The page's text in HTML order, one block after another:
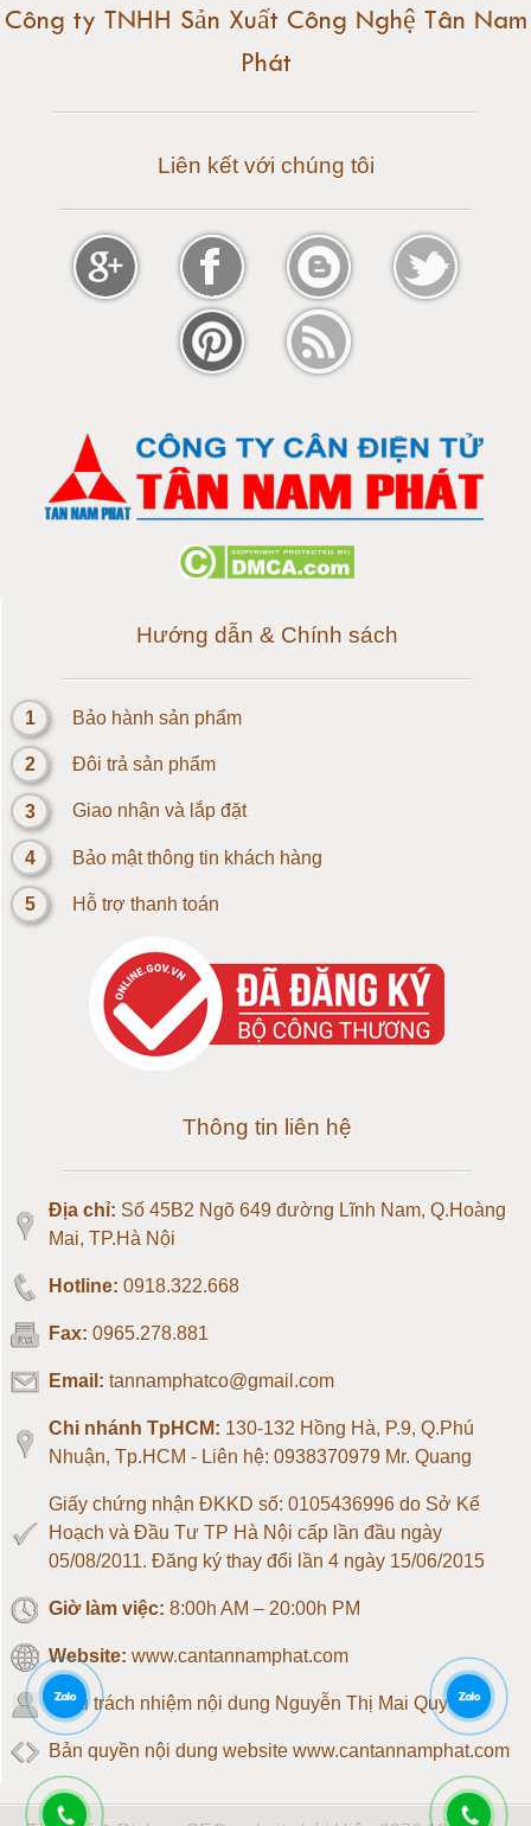
Cân điện tử 50 tấn
Cân điện tử 60 tấn
Cân điện tử 80 tấn
Cân điện tử 100 tấn
Cân điện tử 150 tấn
Loadcell 300g
Cảm biến Loadcell 2kg
Loadcell 3kg
Loadcell 5kg
Loadcell 10kg
Loadcell 20kg
Loadcell 30kg
Loadcell 50kg
Loadcell 150kg
Loadcell 200kg
Loadcell 300kg
Loadcell 1 tấn
Loadcell 3 tấn
Loadcell 5 tấn
Loadcell 10 tấn
Loadcell 20 tấn
Loadcell 30 tấn
Công ty TNHH Sản Xuất Công Nghệ Tân Nam
Phát
Liên kết với chúng tôi
Hướng dẫn & Chính sách
1 Bảo hành sản phẩm
2 Đôi trả sản phẩm
3 Giao nhận và lắp đặt
4 Bảo mật thông tin khách hàng
5 Hỗ trợ thanh toán
Thông tin liên hệ
Địa chỉ: Số 45B2 Ngõ 649 đường Lĩnh Nam, Q.Hoàng
Mai, TP.Hà Nội
Hotline: 0918.322.668
Fax: 0965.278.881
Email: tannamphatco@gmail.com
Chi nhánh TpHCM: 130-132 Hồng Hà, P.9, Q.Phú
Nhuận, Tp.HCM - Liên hệ: 0938370979 Mr. Quang
Giấy chứng nhận ĐKKD số: 0105436996 do Sở Kế
Hoạch và Đầu Tư TP Hà Nội cấp lần đầu ngày
05/08/2011. Đăng ký thay đổi lần 4 ngày 15/06/2015
Giờ làm việc: 8:00h AM – 20:00h PM
Website: www.cantannamphat.com
Chịu trách nhiệm nội dung Nguyễn Thị Mai Quyên
Bản quyền nội dung website www.cantannamphat.com